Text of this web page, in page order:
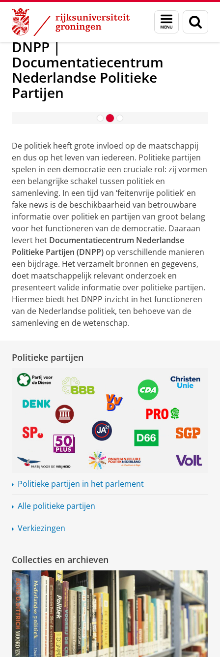
Skip
Content
Skip
Navigation
Menu
en
zoeken
DNPP | Documentatiecentrum Nederlandse Politieke
DNPP |
Documentatiecentrum
Nederlandse Politieke
Partijen
Collecties DNPP
De politiek heeft grote invloed op de maatschappij
en dus op het leven van iedereen. Politieke partijen
spelen in een democratie een cruciale rol: zij vormen
een belangrijke schakel tussen politiek en
samenleving. In een tijd van ‘feitenvrije politiek’ en
fake news is de beschikbaarheid van betrouwbare
informatie over politiek en partijen van groot belang
voor het functioneren van de democratie. Daaraan
levert het Documentatiecentrum Nederlandse
Politieke Partijen (DNPP) op verschillende manieren
een bijdrage. Het verzamelt bronnen en gegevens,
doet maatschappelijk relevant onderzoek en
presenteert valide informatie over politieke partijen.
Hiermee biedt het DNPP inzicht in het functioneren
van de Nederlandse politiek, ten behoeve van de
samenleving en de wetenschap.
Politieke partijen
Politieke partijen in het parlement
Alle politieke partijen
Verkiezingen
Collecties en archieven